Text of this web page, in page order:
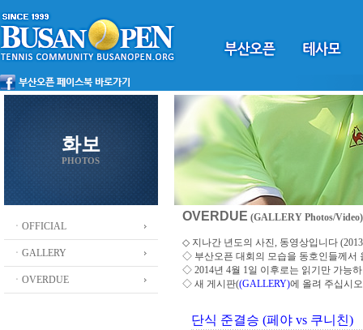
화보
PHOTOS
ㆍOFFICIAL
ㆍGALLERY
ㆍOVERDUE
OVERDUE (GALLERY Photos/Video)
◇ 지나간 년도의 사진, 동영상입니다
◇ 부산오픈 대회의 모습을 동호인들께서
◇ 2014년 4월 1일 이후로는 읽기만 가능
◇ 새 게시판((GALLERY)에 올려 주십시오
단식 준결승 (페야 vs 쿠니친)